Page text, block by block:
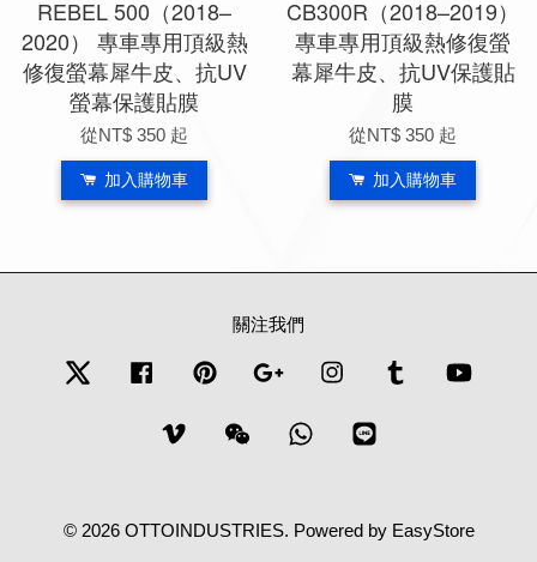
REBEL 500（2018–
2020） 專車專用頂級熱
修復螢幕犀牛皮、抗UV
螢幕保護貼膜
從NT$ 350 起
加入購物車
CB300R（2018–2019）
專車專用頂級熱修復螢
幕犀牛皮、抗UV保護貼
膜
從NT$ 350 起
加入購物車
關注我們
Twitter Facebook Pinterest Google Instagram Tumblr
Vimeo Wechat Whatsapp
© 2026 OTTOINDUSTRIES. Powered by EasyStore